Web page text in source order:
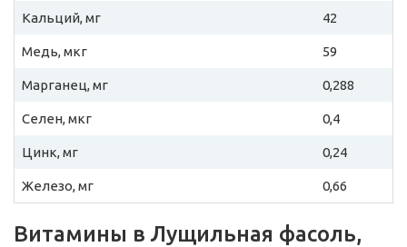
Кальций, мг 42
Медь, мкг 59
Марганец, мг 0,288
Селен, мкг 0,4
Цинк, мг 0,24
Железо, мг 0,66
Витамины в Лущильная фасоль,